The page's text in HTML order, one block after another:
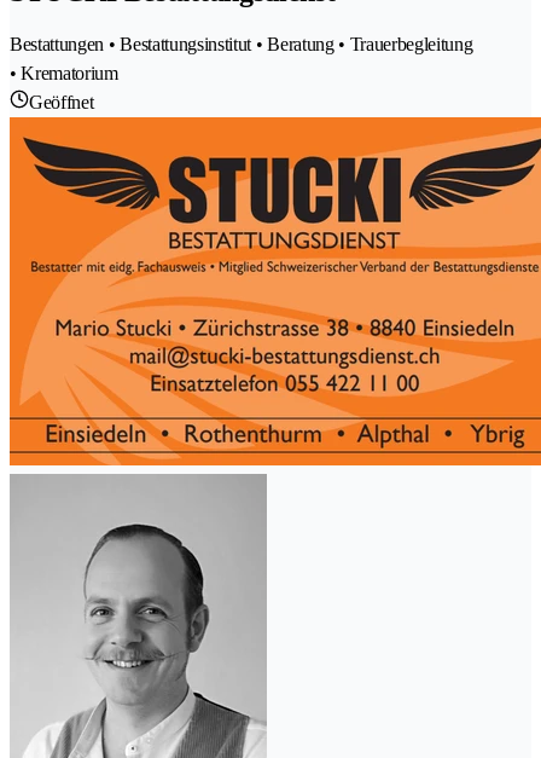
Bestattungen • Bestattungsinstitut • Beratung • Trauerbegleitung
• Krematorium
Geöffnet